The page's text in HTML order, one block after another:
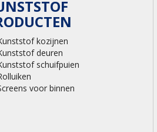
kozijnen
deuren
schuifpuien
voor binnen